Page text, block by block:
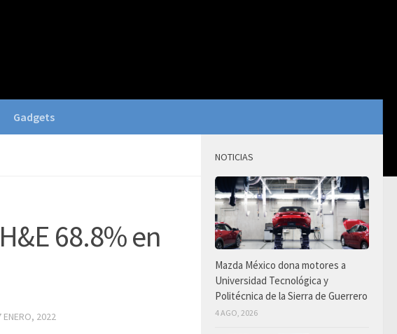
Gadgets
68.8% en
ENERO, 2022
NOTICIAS
Mazda México dona motores a
Universidad Tecnológica y
Politécnica de la Sierra de Guerrero
4 AGO, 2026